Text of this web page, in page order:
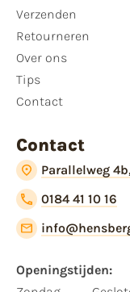
Verzenden
Retourneren
Over ons
Tips
Contact
Contact
Parallelweg
0184 41 10 16
Openingstijden:​